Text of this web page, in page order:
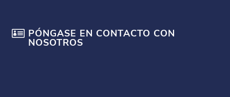
 PÓNGASE EN CONTACTO CON
NOSOTROS